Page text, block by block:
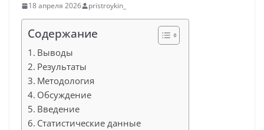
18 апреля 2026 pristroykin_
Содержание
Выводы
Результаты
Методология
Обсуждение
Введение
Статистические данные